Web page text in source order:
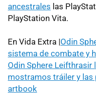
ancestrales las
PlayStation Vita.
En Vida Extra |Odin
sistema de combate y
Odin Sphere Leifthrasir
mostramos tráiler y las
artbook